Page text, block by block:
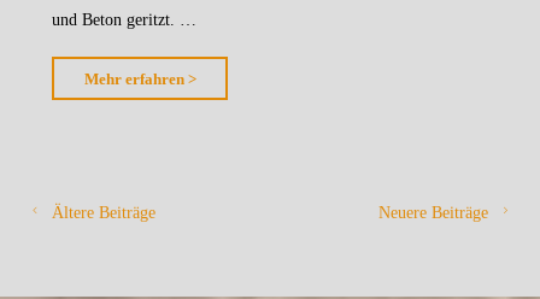
und Beton geritzt. …
Mehr erfahren >
Ältere Beiträge Neuere Beiträge